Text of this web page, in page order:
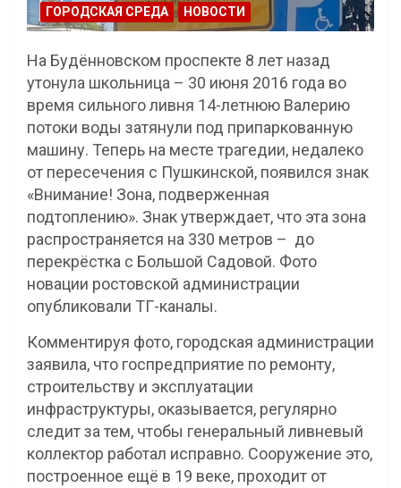
ГОРОДСКАЯ СРЕДА НОВОСТИ
На Будённовском проспекте 8 лет назад
утонула школьница – 30 июня 2016 года во
время сильного ливня 14-летнюю Валерию
потоки воды затянули под припаркованную
машину. Теперь на месте трагедии, недалеко
от пересечения с Пушкинской, появился знак
«Внимание! Зона, подверженная
подтоплению». Знак утверждает, что эта зона
распространяется на 330 метров – до
перекрёстка с Большой Садовой. Фото
новации ростовской администрации
опубликовали ТГ-каналы.
Комментируя фото, городская администрации
заявила, что госпредприятие по ремонту,
строительству и эксплуатации
инфраструктуры, оказывается, регулярно
следит за тем, чтобы генеральный ливневый
коллектор работал исправно. Сооружение это,
построенное ещё в 19 веке, проходит от